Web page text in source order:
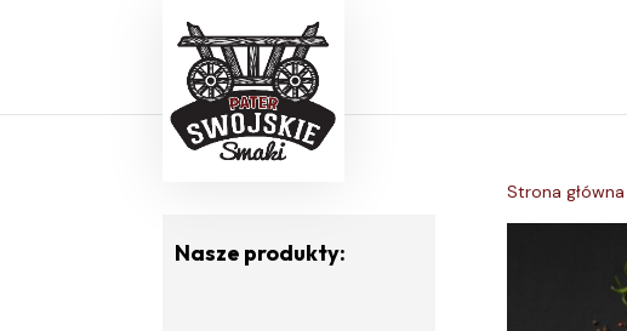
Nasze produkty:
Strona główna